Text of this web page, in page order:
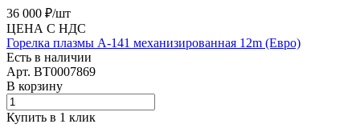
36 000 ₽/шт
ЦЕНА С НДС
Горелка плазмы А-141 механизированная 12m (Евро)
Есть в наличии
Арт. BT0007869
В корзину
Купить в 1 клик